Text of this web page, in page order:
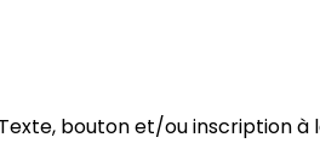
Texte, bouton et/ou inscription à